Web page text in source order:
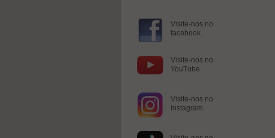
Visite-nos no
facebook.
Visite-nos no
YouTube .
Visite-nos no
Instagram.